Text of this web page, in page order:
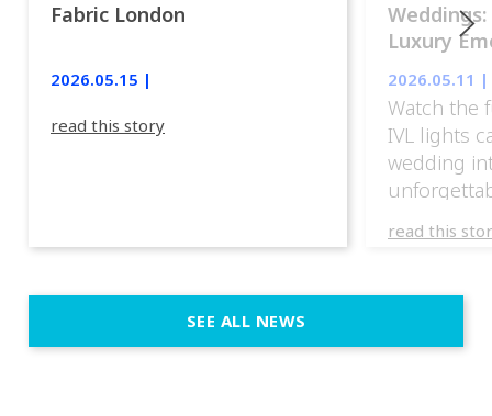
Fabric London
2026.05.15 |
read this story
Luxury
2026.05.11 |
Watch the
IVL lights
wedding
weddings
execution.
immersive
read this
SEE ALL NEWS